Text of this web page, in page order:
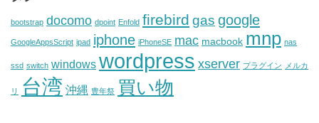
bootstrap docomo dpoint Enfold firebird gas google
GoogleAppsScript ipad iphone iPhoneSE mac macbook mnp nas
ssd switch windows wordpress xserver プラグイン メルカ
リ 台湾 沖縄 豊年祭 買い物